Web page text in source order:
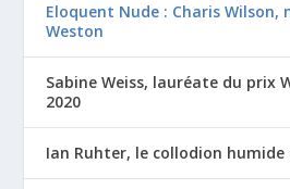
Eloquent Nude : Charis Wilson,
Weston
Sabine Weiss, lauréate du prix
2020
Ian Ruhter, le collodion